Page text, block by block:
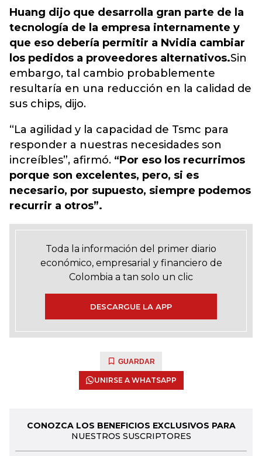
Huang dijo que desarrolla gran parte de la
tecnología de la empresa internamente y
que eso debería permitir a Nvidia cambiar
los pedidos a proveedores alternativos.Sin
embargo, tal cambio probablemente
resultaría en una reducción en la calidad de
sus chips, dijo.
“La agilidad y la capacidad de Tsmc para
responder a nuestras necesidades son
increíbles”, afirmó. “Por eso los recurrimos
porque son excelentes, pero, si es
necesario, por supuesto, siempre podemos
recurrir a otros”.
Toda la información del primer diario
económico, empresarial y financiero de
Colombia a tan solo un clic
DESCARGUE LA APP
GUARDAR
UNIRSE A WHATSAPP
CONOZCA LOS BENEFICIOS EXCLUSIVOS PARA
NUESTROS SUSCRIPTORES